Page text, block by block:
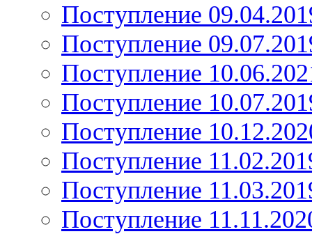
Поступление
Поступление
Поступление
Поступление
Поступление
Поступление
Поступление
Поступление